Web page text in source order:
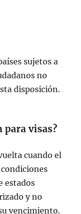
sujetos a
no
disposición.
para visas?
cuando el
estados
y no
vencimiento.